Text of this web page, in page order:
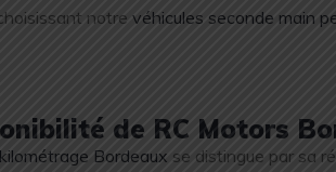
notre véhicules seconde main
de RC Motors
Bordeaux se distingue par sa